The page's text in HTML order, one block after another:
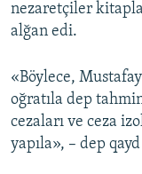
nezaretçiler
alğan edi.
«Böylece,
oğratıla dep
cezaları ve ceza
yapıla», – dep